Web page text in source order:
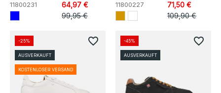
11800231
64,97 €
99,95 €
11800227
71,50 €
109,90 €
-25%
AUSVERKAUFT
KOSTENLOSER VERSAND
favorite_border -45%
AUSVERKAUFT
favorite_border